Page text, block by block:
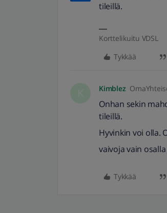
tileillä.
Korttelikuitu VDSL
Tykkää
Kimblez
Onhan sekin
tileillä.
Hyvinkin voi olla.
vaivoja vain
Tykkää